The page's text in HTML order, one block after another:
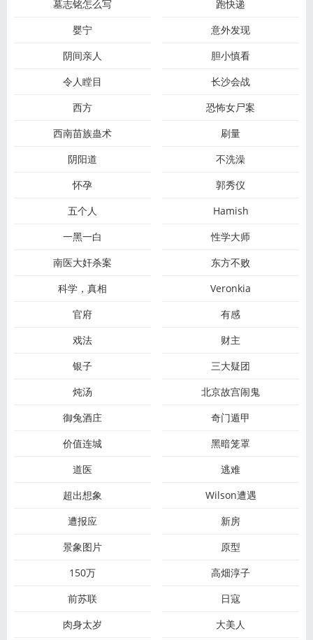
墓志铭怎么写
跑快递
婴宁
意外发现
阴间亲人
胆小慎看
令人瞠目
长沙会战
西方
恐怖女尸案
西南苗族蛊术
刷量
阴阳道
不洗澡
怀孕
郭秀仪
五个人
Hamish
一黑一白
性学大师
南医大奸杀案
东方不败
科学，真相
Veronkia
官府
有感
戏法
财主
银子
三大疑团
炖汤
北京故宫闹鬼
御兔酒庄
奇门遁甲
价值连城
黑暗笼罩
道医
逃难
超出想象
Wilson遭遇
遭报应
新房
景象图片
原型
150万
高畑淳子
前苏联
日寇
肉身太岁
大美人